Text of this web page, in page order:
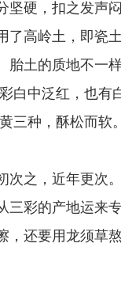
硬，扣之发声
了高岭土，即瓷
胎土的质地不一
白中泛红，也有
三种，酥松而软
之，近年更次
三彩的产地运来
，还要用龙须草